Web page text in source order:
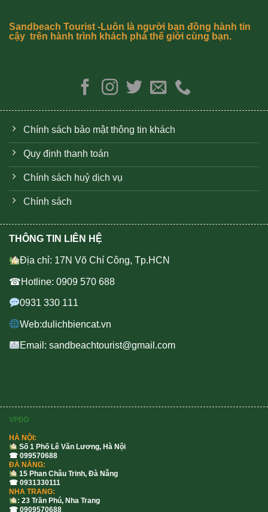
Sandbeach Tourist -Luôn là người bạn đồng hành tin
cậy trên hành trình khách phá thế giới cùng bạn.
Chính sách bảo mật thông tin khách
Quy định thanh toán
Chính sách huỷ dịch vụ
Chính sách
THÔNG TIN LIÊN HỆ
Địa chỉ: 17N Võ Chí Công, Tp.HCN
☎Hotline: 0909 570 688
0931 330 111
Web:dulichbiencat.vn
Email: sandbeachtourist@gmail.com
VPĐD
HÀ NỘI:
Số 1 Phố Lê Văn Lương, Hà Nội
☎ 099570688
ĐÀ NẴNG:
15 Phan Châu Trinh, Đà Nẵng
☎ 0931330111
NHA TRANG:
: 23 Trần Phú, Nha Trang
☎ 0909570688